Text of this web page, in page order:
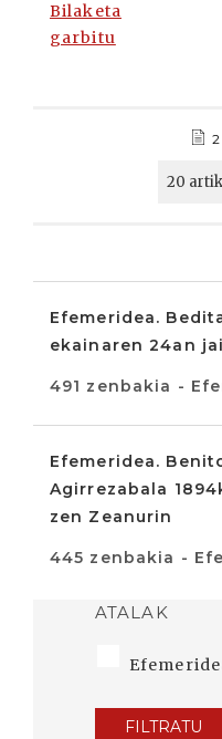
Bilaketa
garbitu
Efemeridea.
ekainaren 24an
491 zenbakia -
Efemeridea.
Agirrezabala
zen Zeanurin
445 zenbakia -
ATALAK
FILTRATU